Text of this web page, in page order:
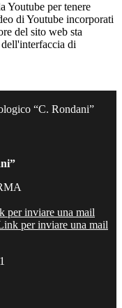
Youtube per tenere
di Youtube incorporati
del sito web sta
di
“C. Rondani”
per inviare una mail
per inviare una mail